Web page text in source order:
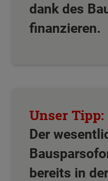
dank des
finanzieren.
Der
bereits in